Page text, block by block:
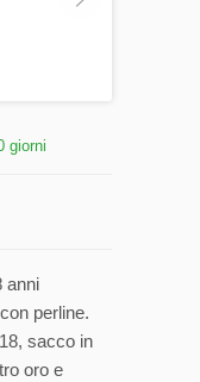
giorni
anni
perline.
sacco in
oro e